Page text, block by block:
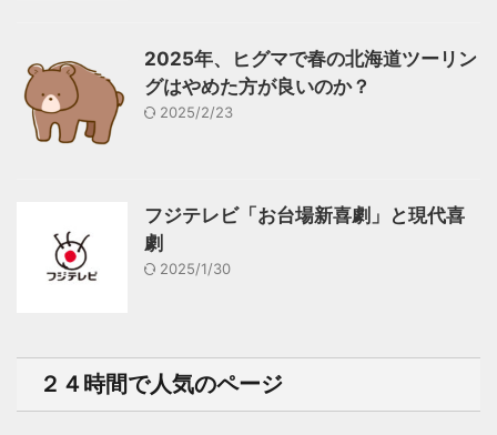
2025年、ヒグマで春の北海道ツーリン
グはやめた方が良いのか？
2025/2/23
フジテレビ「お台場新喜劇」と現代喜
劇
2025/1/30
２４時間で人気のページ